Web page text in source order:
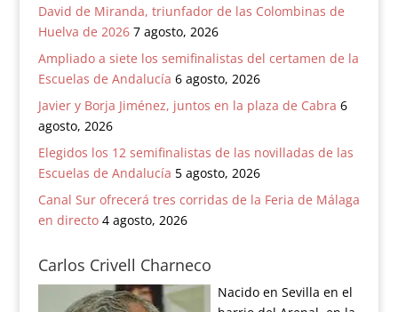
David de Miranda, triunfador de las Colombinas de
Huelva de 2026 7 agosto, 2026
Ampliado a siete los semifinalistas del certamen de la
Escuelas de Andalucía 6 agosto, 2026
Javier y Borja Jiménez, juntos en la plaza de Cabra 6
agosto, 2026
Elegidos los 12 semifinalistas de las novilladas de las
Escuelas de Andalucía 5 agosto, 2026
Canal Sur ofrecerá tres corridas de la Feria de Málaga
en directo 4 agosto, 2026
Carlos Crivell Charneco
Nacido en Sevilla en el